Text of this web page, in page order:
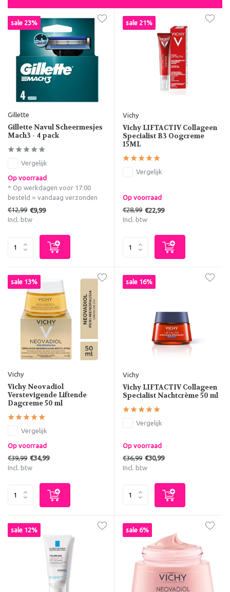
sale 23%
Gillette
Gillette Navul Scheermesjes
Mach3 - 4 pack
Vergelijk
Op voorraad
* Op werkdagen voor 17:00
besteld = vandaag verzonden
€12,99 €9,99
Incl. btw
sale 21%
Vichy
Vichy LIFTACTIV Collageen
Specialist B3 Oogcreme
15ML
Vergelijk
Op voorraad
€28,99 €22,99
Incl. btw
sale 13%
Vichy
Vichy Neovadiol
Verstevigende Liftende
Dagcreme 50 ml
Vergelijk
Op voorraad
€39,99 €34,99
Incl. btw
sale 16%
Vichy
Vichy LIFTACTIV Collageen
Specialist Nachtcrème 50 ml
Vergelijk
Op voorraad
€36,99 €30,99
Incl. btw
sale 12% sale 6%